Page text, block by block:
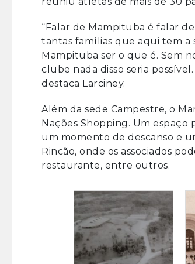
“Falar de Mampituba é falar
tantas famílias que aqui tem a
Mampituba ser o que é. Sem
clube nada disso seria
destaca Larciney.
Além da sede Campestre, o
Nações Shopping. Um espaço
um momento de descanso e
Rincão, onde os associados
restaurante, entre outros.